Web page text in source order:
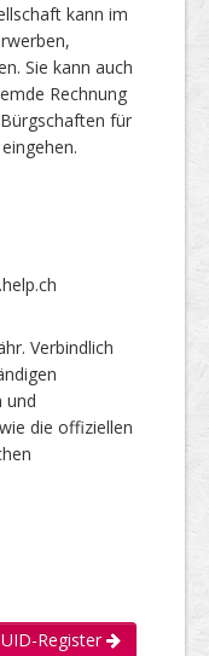
kann im
Sie kann auch
Rechnung
für
Verbindlich
und
die offiziellen
UID-Register